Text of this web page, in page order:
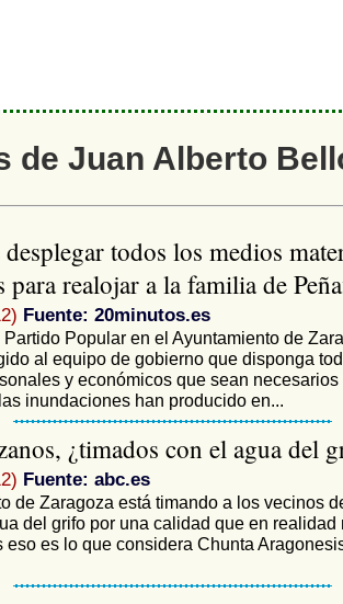
de Juan Alberto
todos los medios
para realojar a la familia de
Fuente: 20minutos.es
Popular en el Ayuntamiento de
al equipo de gobierno que disponga
y económicos que sean necesarios
inundaciones han producido en...
¿timados con el agua del
Fuente: abc.es
de Zaragoza está timando a los vecinos
del grifo por una calidad que en realidad
eso es lo que considera Chunta